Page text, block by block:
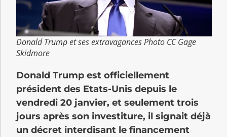
Donald Trump et ses extravagances Photo CC Gage
Skidmore
Donald Trump est officiellement
président des Etats-Unis depuis le
vendredi 20 janvier, et seulement trois
jours après son investiture, il signait déjà
un décret interdisant le financement